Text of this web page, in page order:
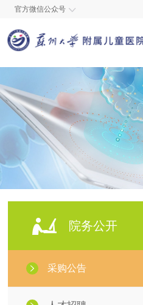
官方微信公众号
院务公开
采购公告